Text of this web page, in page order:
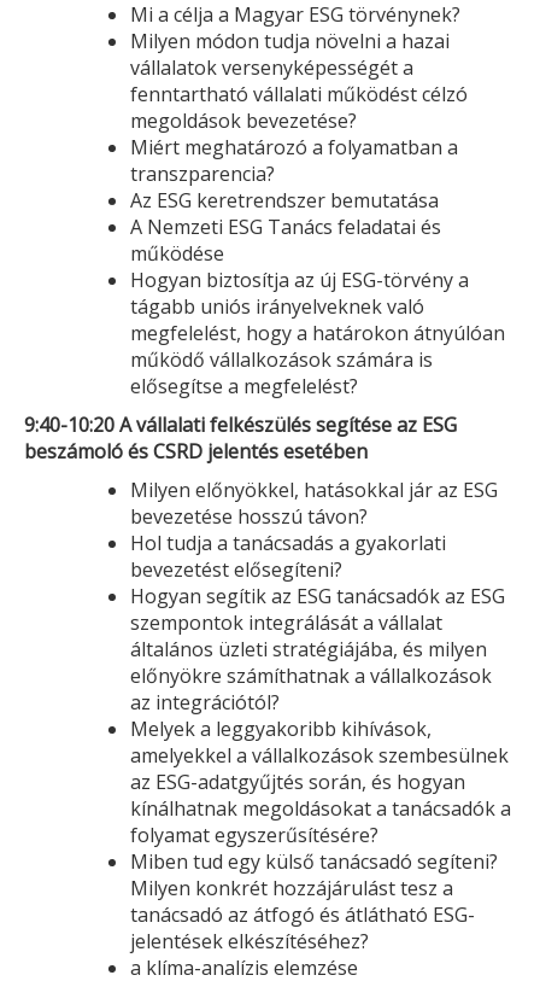
Mi a célja a Magyar ESG törvénynek?
Milyen módon tudja növelni a hazai
vállalatok versenyképességét a
fenntartható vállalati működést célzó
megoldások bevezetése?
Miért meghatározó a folyamatban a
transzparencia?
Az ESG keretrendszer bemutatása
A Nemzeti ESG Tanács feladatai és
működése
Hogyan biztosítja az új ESG-törvény a
tágabb uniós irányelveknek való
megfelelést, hogy a határokon átnyúlóan
működő vállalkozások számára is
elősegítse a megfelelést?
9:40-10:20 A vállalati felkészülés segítése az ESG
beszámoló és CSRD jelentés esetében
Milyen előnyökkel, hatásokkal jár az ESG
bevezetése hosszú távon?
Hol tudja a tanácsadás a gyakorlati
bevezetést elősegíteni?
Hogyan segítik az ESG tanácsadók az ESG
szempontok integrálását a vállalat
általános üzleti stratégiájába, és milyen
előnyökre számíthatnak a vállalkozások
az integrációtól?
Melyek a leggyakoribb kihívások,
amelyekkel a vállalkozások szembesülnek
az ESG-adatgyűjtés során, és hogyan
kínálhatnak megoldásokat a tanácsadók a
folyamat egyszerűsítésére?
Miben tud egy külső tanácsadó segíteni?
Milyen konkrét hozzájárulást tesz a
tanácsadó az átfogó és átlátható ESG-
jelentések elkészítéséhez?
a klíma-analízis elemzése